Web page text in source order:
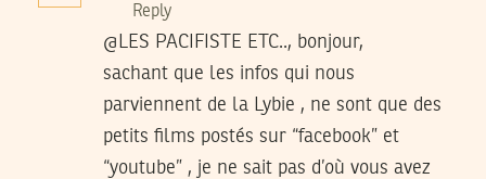
Reply
@LES PACIFISTE ETC.., bonjour,
sachant que les infos qui nous
parviennent de la Lybie , ne sont que des
petits films postés sur “facebook” et
“youtube” , je ne sait pas d’où vous avez